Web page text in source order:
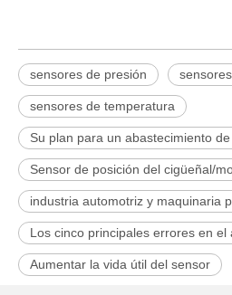
sensores de presión
sensores de temperatura
Su plan para un abastecimiento
Sensor de posición del cigüeñal/
industria automotriz y maquinaria
Los cinco principales errores en el
Aumentar la vida útil del sensor